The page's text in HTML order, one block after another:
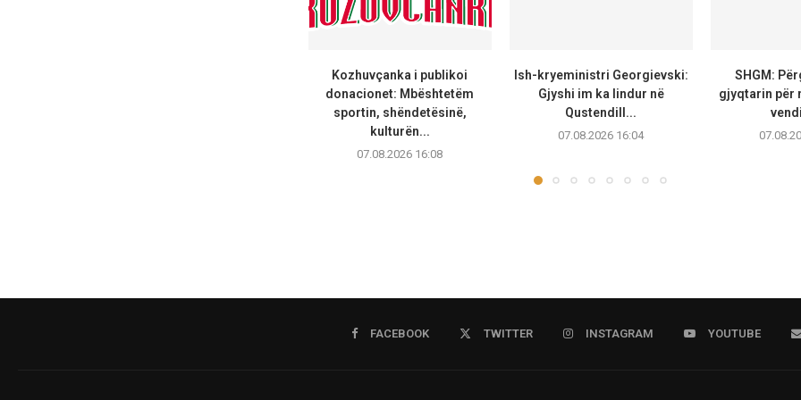
Kozhuvçanka i publikoi
donacionet: Mbështetëm
sportin, shëndetësinë,
kulturën...
07.08.2026 16:08
Ish-kryeministri Georgievski:
Gjyshi im ka lindur në
Qustendill...
07.08.2026 16:04
SHGM:
gjyqtarin për
FACEBOOK TWITTER INSTAGRAM YOUTUBE